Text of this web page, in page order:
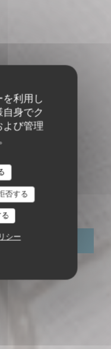
利用し
身でク
よび管理
否する
シー
-